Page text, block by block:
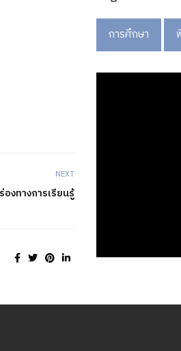
NEXT
งทางการเรียนรู้
การศึกษา